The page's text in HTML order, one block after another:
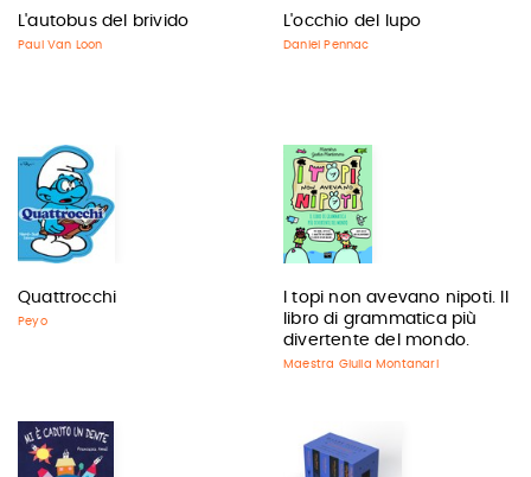
L'autobus del brivido
Paul Van Loon
L'occhio del lupo
Daniel Pennac
Quattrocchi
Peyo
I topi non avevano nipoti. Il
libro di grammatica più
divertente del mondo.
Maestra Giulia Montanari